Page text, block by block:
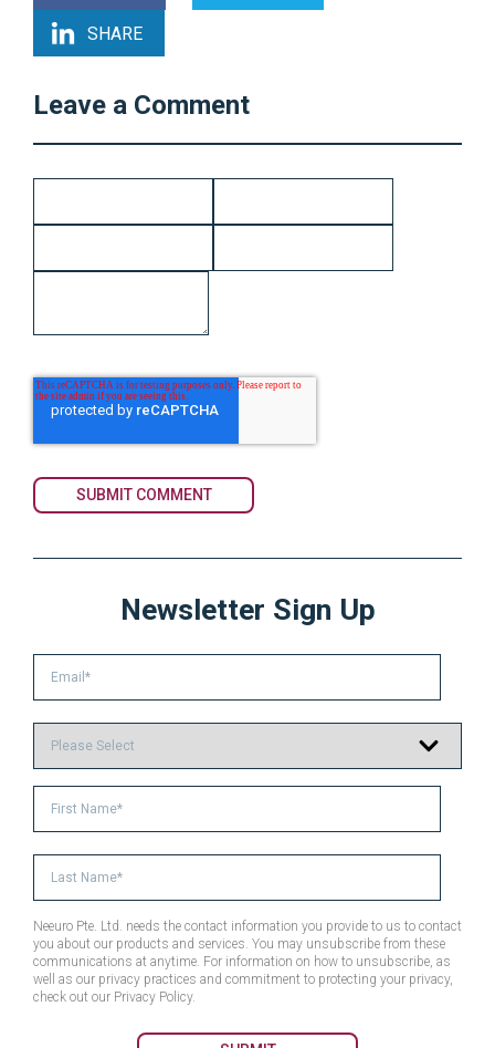
SHARE
Leave a Comment
Newsletter Sign Up
Neeuro Pte. Ltd. needs the contact information you provide to us to contact
you about our products and services. You may unsubscribe from these
communications at anytime. For information on how to unsubscribe, as
well as our privacy practices and commitment to protecting your privacy,
check out our Privacy Policy.